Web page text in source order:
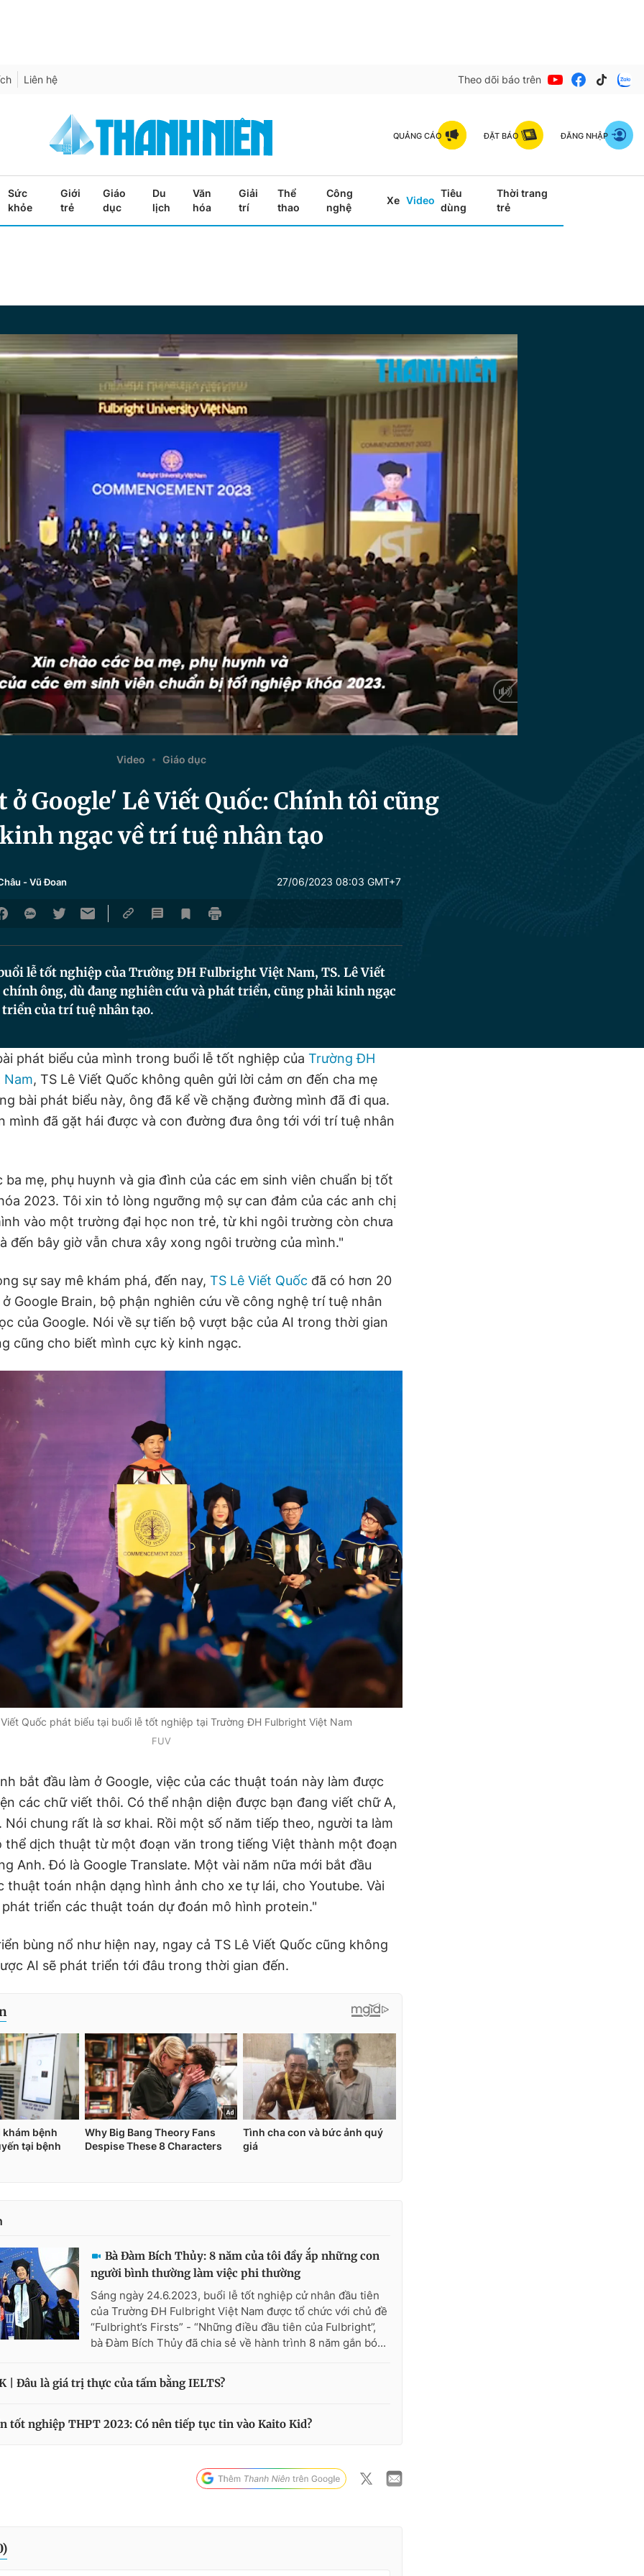
Liên hệ Theo dõi báo trên
QUẢNG CÁO ĐẶT BÁO ĐĂNG NHẬP
Sức
khỏe
Giới
trẻ
Giáo
dục
Du
lịch
Văn
hóa
Giải
trí
Thể
thao
Công
nghệ
Xe Video
Tiêu
dùng
Thời trang
trẻ
Video Giáo dục
ở Google' Lê Viết Quốc: Chính tôi cũng
kinh ngạc về trí tuệ nhân tạo
-Vũ Đoan 27/06/2023 08:03 GMT+7
lễ tốt nghiệp của Trường ĐH Fulbright Việt Nam, TS. Lê Viết
chính ông, dù đang nghiên cứu và phát triển, cũng phải kinh ngạc
của trí tuệ nhân tạo.
phát biểu của mình trong buổi lễ tốt nghiệp của Trường ĐH
Nam, TS Lê Viết Quốc không quên gửi lời cảm ơn đến cha mẹ
bài phát biểu này, ông đã kể về chặng đường mình đã đi qua.
mình đã gặt hái được và con đường đưa ông tới với trí tuệ nhân
ba mẹ, phụ huynh và gia đình của các em sinh viên chuẩn bị tốt
2023. Tôi xin tỏ lòng ngưỡng mộ sự can đảm của các anh chị
vào một trường đại học non trẻ, từ khi ngôi trường còn chưa
đến bây giờ vẫn chưa xây xong ngôi trường của mình."
sự say mê khám phá, đến nay, TS Lê Viết Quốc đã có hơn 20
ở Google Brain, bộ phận nghiên cứu về công nghệ trí tuệ nhân
của Google. Nói về sự tiến bộ vượt bậc của AI trong thời gian
cũng cho biết mình cực kỳ kinh ngạc.
Quốc phát biểu tại buổi lễ tốt nghiệp tại Trường ĐH Fulbright Việt Nam
FUV
bắt đầu làm ở Google, việc của các thuật toán này làm được
các chữ viết thôi. Có thể nhận diện được bạn đang viết chữ A,
Nói chung rất là sơ khai. Rồi một số năm tiếp theo, người ta làm
thể dịch thuật từ một đoạn văn trong tiếng Việt thành một đoạn
Anh. Đó là Google Translate. Một vài năm nữa mới bắt đầu
thuật toán nhận dạng hình ảnh cho xe tự lái, cho Youtube. Vài
phát triển các thuật toán dự đoán mô hình protein."
bùng nổ như hiện nay, ngay cả TS Lê Viết Quốc cũng không
AI sẽ phát triển tới đâu trong thời gian đến.
Bà Đàm Bích Thủy: 8 năm của tôi đầy ắp những con
người bình thường làm việc phi thường
Sáng ngày 24.6.2023, buổi lễ tốt nghiệp cử nhân đầu tiên
của Trường ĐH Fulbright Việt Nam được tổ chức với chủ đề
“Fulbright’s Firsts” - “Những điều đầu tiên của Fulbright”,
bà Đàm Bích Thủy đã chia sẻ về hành trình 8 năm gắn bó...
| Đâu là giá trị thực của tấm bằng IELTS?
tốt nghiệp THPT 2023: Có nên tiếp tục tin vào Kaito Kid?
)